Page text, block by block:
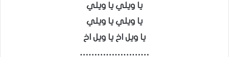
يا ويلي يا ويلي
يا ويلي يا ويلي
يا ويل اخ يا ويل اخ
……………………